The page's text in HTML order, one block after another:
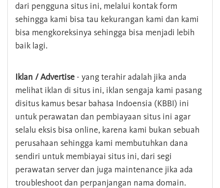
dari pengguna situs ini, melalui kontak form
sehingga kami bisa tau kekurangan kami dan kami
bisa mengkoreksinya sehingga bisa menjadi lebih
baik lagi.
Iklan / Advertise - yang terahir adalah jika anda
melihat iklan di situs ini, iklan sengaja kami pasang
disitus kamus besar bahasa Indoensia (KBBI) ini
untuk perawatan dan pembiayaan situs ini agar
selalu eksis bisa online, karena kami bukan sebuah
perusahaan sehingga kami membutuhkan dana
sendiri untuk membiayai situs ini, dari segi
perawatan server dan juga maintenance jika ada
troubleshoot dan perpanjangan nama domain.